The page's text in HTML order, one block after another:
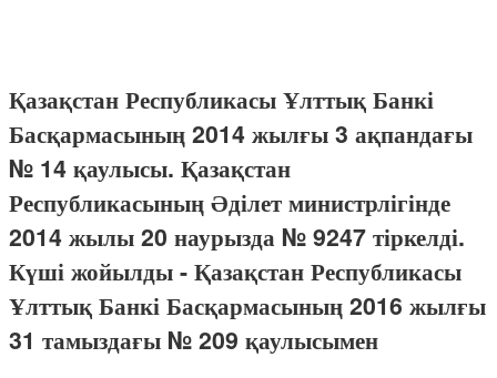
Қазақстан Республикасы Ұлттық Банкі
Басқармасының 2014 жылғы 3 ақпандағы
№ 14 қаулысы. Қазақстан
Республикасының Әділет министрлігінде
2014 жылы 20 наурызда № 9247 тіркелді.
Күші жойылды - Қазақстан Республикасы
Ұлттық Банкі Басқармасының 2016 жылғы
31 тамыздағы № 209 қаулысымен